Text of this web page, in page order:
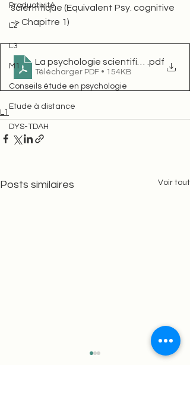
Productivité
L2
L3
M1
Conseils étude en psychologie
Etude à distance
DYS-TDAH
scientifique (Equivalent Psy. cognitive
-> Chapitre 1)
La psychologie scientifique.pdf
Télécharger PDF • 154KB
L1
Posts similaires Voir tout